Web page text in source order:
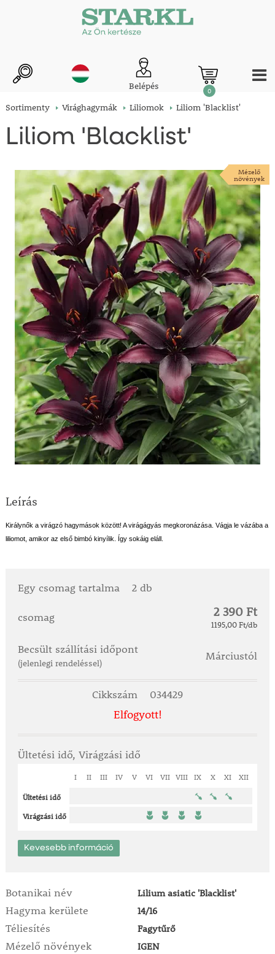
Belépés 0
Sortimenty Virághagymák Liliomok Liliom 'Blacklist'
Liliom 'Blacklist'
Mézelő
növények
Leírás
Királynők a virágzó hagymások között! A virágágyás megkoronázása. Vágja le vázába a
liliomot, amikor az első bimbó kinyílik. Így sokáig eláll.
Egy csomag tartalma 2 db
csomag 2 390 Ft
1195,00 Ft/db
Becsült szállítási időpont
(jelenlegi rendeléssel)
Márciustól
Cikkszám 034429
Elfogyott!
Ültetési idő, Virágzási idő
I II III IV V VI VII VIII IX X XI XII
Ültetési idő
Virágzási idő
Kevesebb információ
Botanikai név Lilium asiatic 'Blacklist'
Hagyma kerülete 14/16
Téliesítés Fagytűrő
Mézelő növények IGEN